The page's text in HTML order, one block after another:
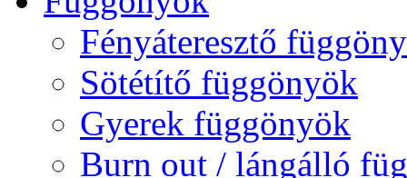
Fényáteresztő
Sötétítő függönyök
Gyerek függönyök
Burn out / lángálló